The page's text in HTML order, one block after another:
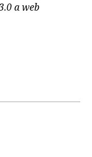
a web